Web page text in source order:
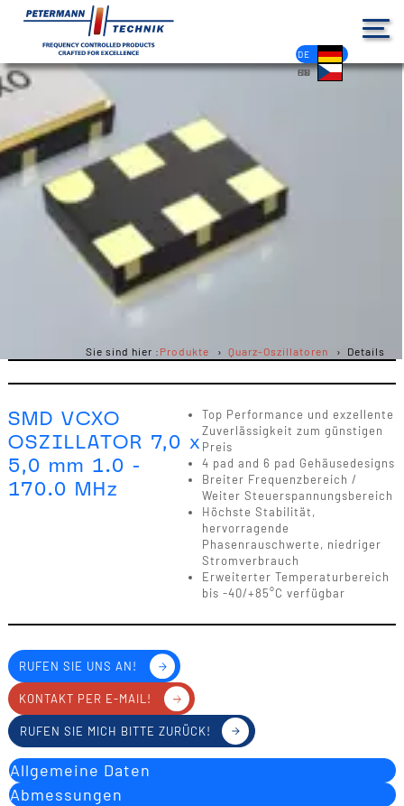
DE
EN
FR
ES
PL
IT
NL
HU
CS
Sie sind hier : Produkte Quarz-Oszillatoren Details
SMD VCXO
OSZILLATOR 7,0 x
5,0 mm 1.0 -
170.0 MHz
Top Performance und exzellente
Zuverlässigkeit zum günstigen
Preis
4 pad and 6 pad Gehäusedesigns
Breiter Frequenzbereich /
Weiter Steuerspannungsbereich
Höchste Stabilität,
hervorragende
Phasenrauschwerte, niedriger
Stromverbrauch
Erweiterter Temperaturbereich
bis -40/+85°C verfügbar
RUFEN SIE UNS AN!
KONTAKT PER E-MAIL!
RUFEN SIE MICH BITTE ZURÜCK!
Allgemeine Daten
Abmessungen